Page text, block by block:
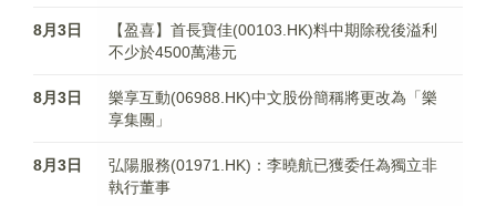
8月3日
【盈喜】首長寶佳(00103.HK)料中期除稅後溢利
不少於4500萬港元
8月3日
樂享互動(06988.HK)中文股份簡稱將更改為「樂
享集團」
8月3日
弘陽服務(01971.HK)：李曉航已獲委任為獨立非
執行董事